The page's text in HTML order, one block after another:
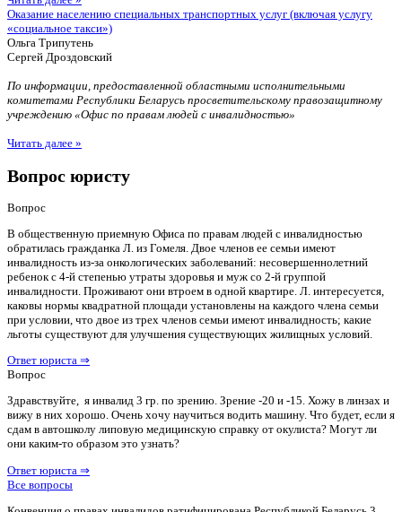
Оказание населению специальных транспортных услуг (включая услугу
«социальное такси»)
Ольга Трипутень
Сергей Дроздовский
По информации, предоставленной областными исполнительными
комитетами Республики Беларусь просветительскому правозащитному
учреждению «Офис по правам людей с инвалидностью»
Читать далее »
Вопрос юристу
Вопрос
В общественную приемную Офиса по правам людей с инвалидностью
обратилась гражданка Л. из Гомеля. Двое членов ее семьи имеют
инвалидность из-за онкологических заболеваний: несовершеннолетний
ребенок с 4-й степенью утраты здоровья и муж со 2-й группой
инвалидности. Проживают они втроем в одной квартире. Л. интересуется,
каковы нормы квадратной площади установлены на каждого члена семьи
при условии, что двое из трех членов семьи имеют инвалидность; какие
льготы существуют для улучшения существующих жилищных условий.
Ответ юриста ⇒
Вопрос
Здравствуйте, я инвалид 3 гр. по зрению. Зрение -20 и -15. Хожу в линзах и
вижу в них хорошо. Очень хочу научиться водить машину. Что будет, если я
сдам в автошколу липовую медицинскую справку от окулиста? Могут ли
они каким-то образом это узнать?
Ответ юриста ⇒
Все вопросы